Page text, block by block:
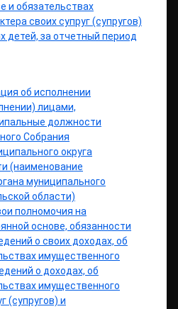
и обязательствах
своих супруг (супругов)
детей, за отчетный период
об исполнении
лицами,
должности
Собрания
округа
(наименование
муниципального
области)
полномочия на
основе, обязанности
о своих доходах, об
имущественного
о доходах, об
имущественного
(супругов) и